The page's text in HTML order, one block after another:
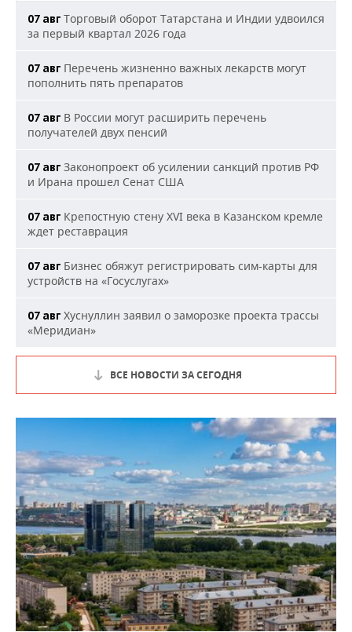
07 авг Торговый оборот Татарстана и Индии удвоился
за первый квартал 2026 года
07 авг Перечень жизненно важных лекарств могут
пополнить пять препаратов
07 авг В России могут расширить перечень
получателей двух пенсий
07 авг Законопроект об усилении санкций против РФ
и Ирана прошел Сенат США
07 авг Крепостную стену XVI века в Казанском кремле
ждет реставрация
07 авг Бизнес обяжут регистрировать сим-карты для
устройств на «Госуслугах»
07 авг Хуснуллин заявил о заморозке проекта трассы
«Меридиан»
ВСЕ НОВОСТИ ЗА СЕГОДНЯ